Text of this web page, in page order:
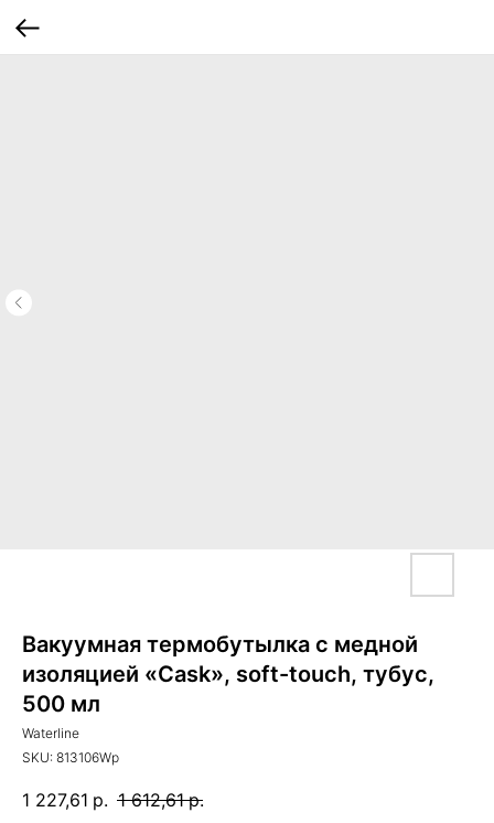
Вакуумная термобутылка с медной
изоляцией «Cask», soft-touch, тубус,
500 мл
Waterline
SKU: 813106Wp
1 227,61 р. 1 612,61 р.